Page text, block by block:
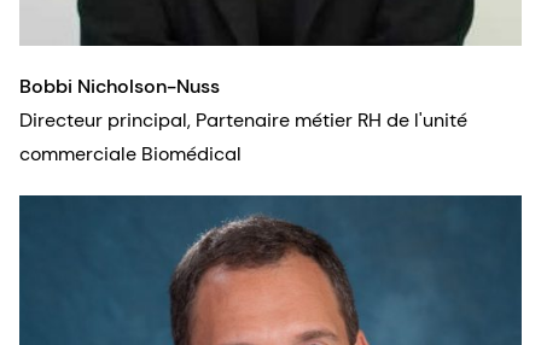
Bobbi Nicholson-Nuss
Directeur principal, Partenaire métier RH de l'unité
commerciale Biomédical